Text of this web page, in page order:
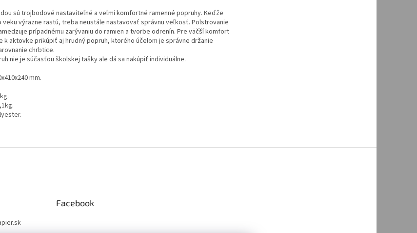
sú trojbodové nastaviteľné a veľmi komfortné ramenné popruhy. Keďže
výrazne rastú, treba neustále nastavovať správnu veľkosť. Polstrovanie
prípadnému zarývaniu do ramien a tvorbe odrenín. Pre väčší komfort
k aktovke prikúpiť aj hrudný popruh, ktorého účelom je správne držanie
chrbtice.
nie je súčasťou školskej tašky ale dá sa nakúpiť individuálne.
mm.
Facebook